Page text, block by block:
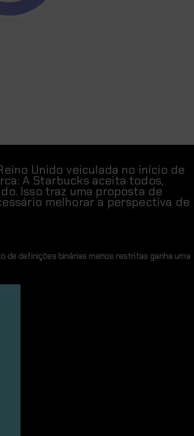
Unido veiculada no início de
A Starbucks aceita todos,
Isso traz uma proposta de
melhorar a perspectiva de
de definições binárias menos restritas ganha uma